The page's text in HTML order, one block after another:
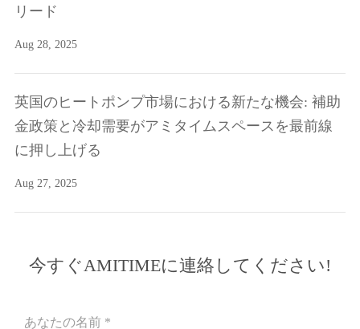
リード
Aug 28, 2025
英国のヒートポンプ市場における新たな機会: 補助
金政策と冷却需要がアミタイムスペースを最前線
に押し上げる
Aug 27, 2025
今すぐAMITIMEに連絡してください!